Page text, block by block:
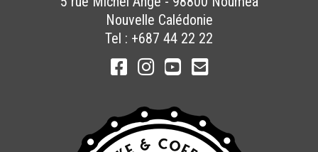
Nouvelle Calédonie
Tel : +687 44 22 22